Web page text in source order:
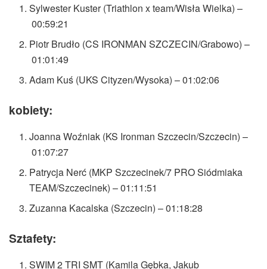
Sylwester Kuster (Triathlon x team/Wisła Wielka) –
00:59:21
Piotr Brudło (CS IRONMAN SZCZECIN/Grabowo) –
01:01:49
Adam Kuś (UKS Cityzen/Wysoka) – 01:02:06
kobiety:
Joanna Woźniak (KS Ironman Szczecin/Szczecin) –
01:07:27
Patrycja Nerć (MKP Szczecinek/7 PRO Siódmiaka
TEAM/Szczecinek) – 01:11:51
Zuzanna Kacalska (Szczecin) – 01:18:28
Sztafety:
SWIM 2 TRI SMT (Kamila Gębka, Jakub